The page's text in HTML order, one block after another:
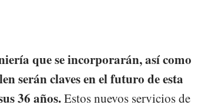
que se incorporarán, así como
serán claves en el futuro de esta
36 años.Estos nuevos servicios de